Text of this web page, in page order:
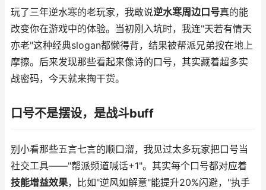
玩了三年逆水寒的老玩家，我敢说逆水寒周边口号真的能
改变你在游戏中的体验。当初刚入坑时，我连"天若有情天
亦老"这种经典slogan都懒得背，结果被帮派兄弟按在地上
摩擦。后来发现那些看起来像诗的口号，其实藏着超多实
战密码，今天就来掏干货。
口号不是摆设，是战斗buff
别小看那些五言七言的顺口溜，我见过太多玩家把口号当
社交工具——"帮派频道喊话+1"。其实每个口号都对应着
技能增益效果，比如"逆风如解意"能提升20%闪避，"执手